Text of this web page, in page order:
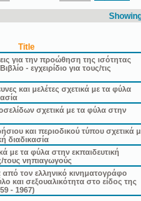
Title
για την προώθηση της ισότητας
- εγχειρίδιο για τους/τις
και μελέτες σχετικά με τα φύλα
σχετικά με τα φύλα στην
και περιοδικού τύπου σχετικά
διαδικασία
με τα φύλα στην εκπαιδευτική
τους νηπιαγωγούς
από τον ελληνικό κινηματογράφο
και σεξουαλικότητα στο είδος της
- 1967)